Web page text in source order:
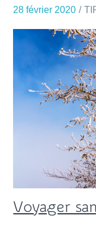
28 février 2020
Voyager